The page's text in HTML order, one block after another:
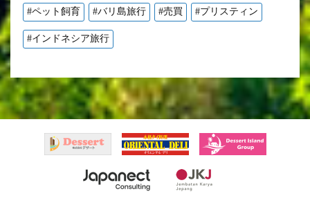
#ペット飼育 #バリ島旅行 #売買 #プリスティン
#インドネシア旅行